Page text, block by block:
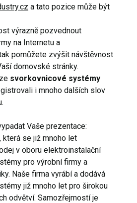
a tato pozice může být
výrazně pozvednout
na Internetu a
pomůžete zvýšit návštěvnost
domovské stránky.
svorkovnicové systémy
i mnoho dalších slov
Vaše prezentace:
se již mnoho let
v oboru elektroinstalační
pro výrobní firmy a
Naše firma vyrábí a dodává
již mnoho let pro širokou
odvětví. Samozřejmostí je